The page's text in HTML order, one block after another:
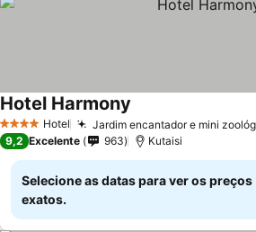
4 EstrelasHotel Jardim encantador e mini
Hotel Harmony
9,2 Excelente 963 Kutaisi
Selecione as datas para ver os preços
exatos.